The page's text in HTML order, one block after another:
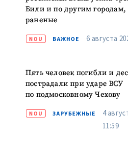
Били и по другим городам,
раненые
NOU ВАЖНОЕ 6 августа
Пять человек погибли и
пострадали при ударе ВСУ
по подмосковному Чехову
NOU ЗАРУБЕЖНЫЕ
4
11:59